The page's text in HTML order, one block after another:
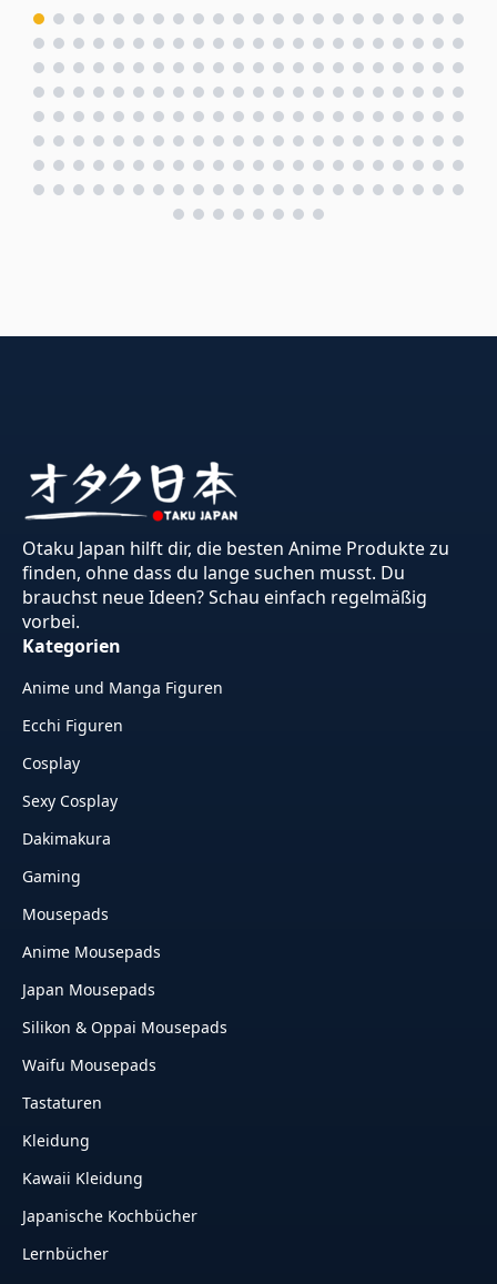
Otaku Japan hilft dir, die besten Anime Produkte zu
finden, ohne dass du lange suchen musst. Du
brauchst neue Ideen? Schau einfach regelmäßig
vorbei.
Kategorien
Anime und Manga Figuren
Ecchi Figuren
Cosplay
Sexy Cosplay
Dakimakura
Gaming
Mousepads
Anime Mousepads
Japan Mousepads
Silikon & Oppai Mousepads
Waifu Mousepads
Tastaturen
Kleidung
Kawaii Kleidung
Japanische Kochbücher
Lernbücher